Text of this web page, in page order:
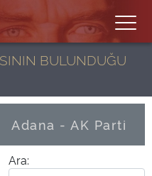
BULUNDUĞU
Adana - AK Parti
Ara: